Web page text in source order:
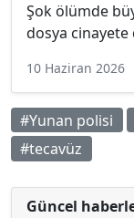
Şok ölümde
dosya cinayete
10 Haziran 2026
#Yunan polisi
#tecavüz
Güncel